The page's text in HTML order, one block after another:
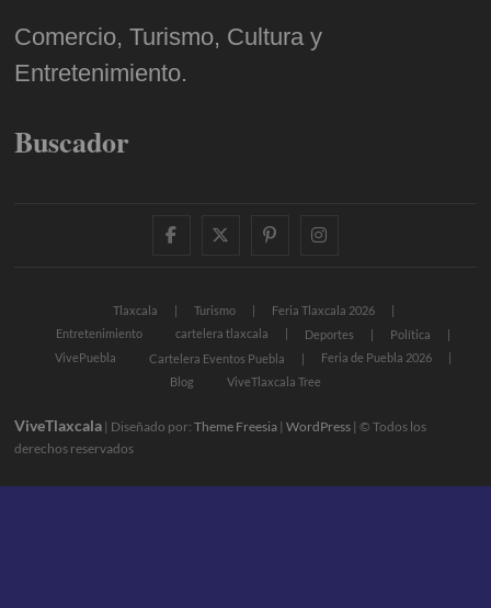
Comercio, Turismo, Cultura y
Entretenimiento.
Buscador
facebooktwitter
pinterestinstagram
Tlaxcala Turismo
Feria Tlaxcala 2026
Entretenimiento
cartelera tlaxcala Deportes
Política
VivePuebla
Cartelera Eventos Puebla
Feria de Puebla 2026
Blog
ViveTlaxcala Tree
ViveTlaxcala | Diseñado por:Theme Freesia |WordPress | © Todos los
derechos reservados